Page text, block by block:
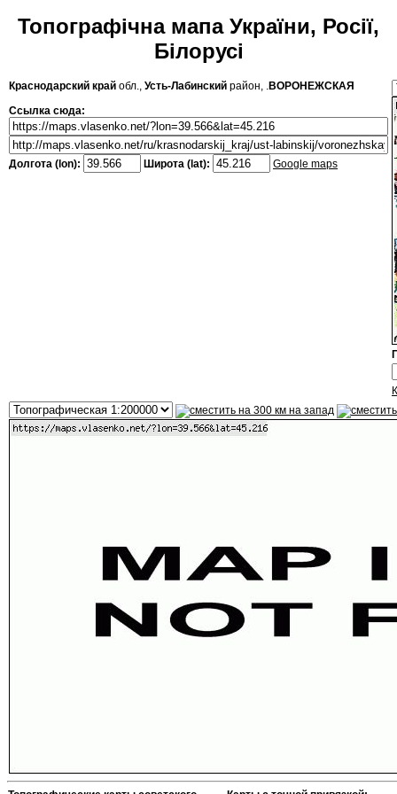
Топографічна мапа України, Росії,
Білорусі
Краснодарский край обл., Усть-Лабинский район, .ВОРОНЕЖСКАЯ
Ссылка сюда:
Долгота (lon): Широта (lat): Google maps